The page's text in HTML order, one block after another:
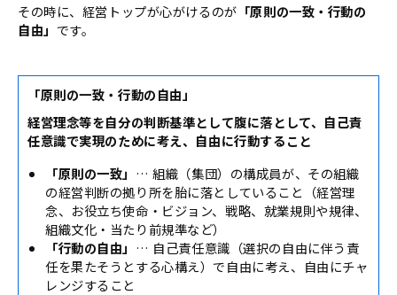
その時に、経営トップが心がけるのが 「原則の一致・行動の
自由」 です。
「原則の一致・行動の自由」
経営理念等を自分の判断基準として腹に落として、自己責
任意識で実現のために考え、自由に行動すること
「原則の一致」 … 組織（集団）の構成員が、その組織
の経営判断の拠り所を胎に落としていること（経営理
念、お役立ち使命・ビジョン、戦略、就業規則や規律、
組織文化・当たり前規準など）
「行動の自由」 … 自己責任意識（選択の自由に伴う責
任を果たそうとする心構え）で自由に考え、自由にチャ
レンジすること